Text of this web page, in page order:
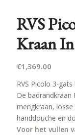
RVS
Kraan
€1,369.00
RVS Picolo 3-
De
mengkraan,
handdouche en
Voor het vullen